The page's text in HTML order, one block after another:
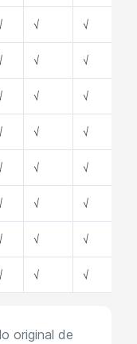
√ √
√ √
√ √
√ √
√ √
√ √
√ √
√ √
original de